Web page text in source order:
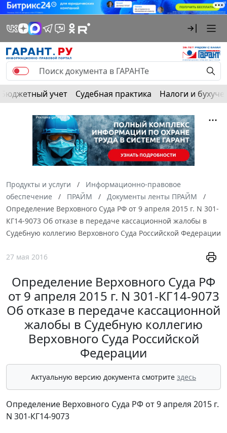
Бюджетный учет Судебная практика Налоги и
Продукты и услуги
Информационно-правовое
обеспечение
ПРАЙМ
Документы ленты ПРАЙМ
Определение Верховного Суда РФ от 9 апреля 2015 г. N 301-
КГ14-9073 Об отказе в передаче кассационной жалобы в
Судебную коллегию Верховного Суда Российской Федерации
27 мая 2016
Определение Верховного Суда РФ
от 9 апреля 2015 г. N 301-КГ14-9073
Об отказе в передаче кассационной
жалобы в Судебную коллегию
Верховного Суда Российской
Федерации
Актуальную версию документа смотрите здесь
Определение Верховного Суда РФ от 9 апреля 2015 г.
N 301-КГ14-9073